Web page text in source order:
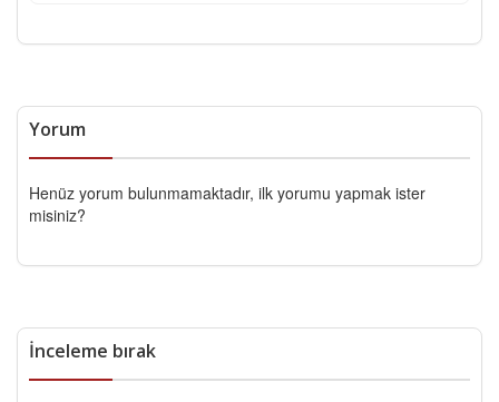
Yorum
Henüz yorum bulunmamaktadır, ilk yorumu yapmak ister
misiniz?
İnceleme bırak